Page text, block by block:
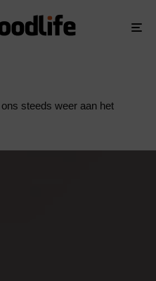
steeds weer aan het